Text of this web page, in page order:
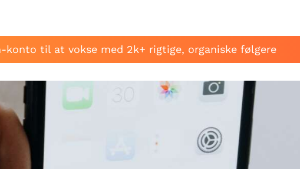
konto til at vokse med 2k+ rigtige, organiske følgere